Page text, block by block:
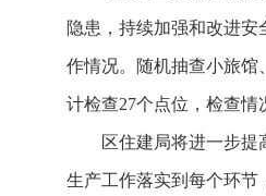
隐患，持续加强和改进
作情况。随机抽查小旅馆
计检查27个点位，检查情
区住建局将进一步
生产工作落实到每个环节